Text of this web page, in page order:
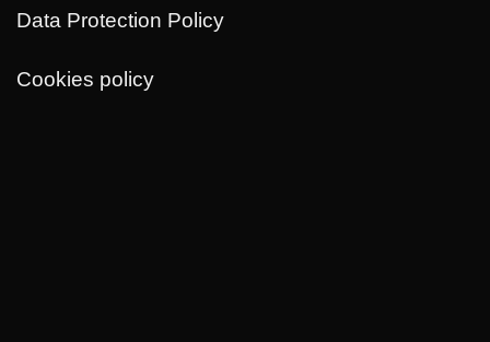
Data Protection Policy
Cookies policy